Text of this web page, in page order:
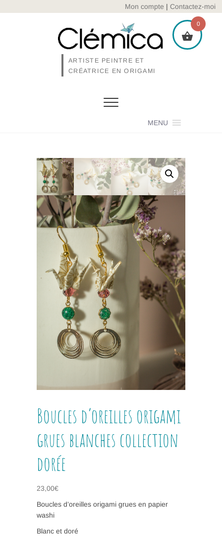
Mon compte | Contactez-moi
ARTISTE PEINTRE ET
CRÉATRICE EN ORIGAMI
MENU
Boucles d’oreilles origami
grues blanches collection
dorée
23,00€
Boucles d’oreilles origami grues en papier
washi
Blanc et doré
0